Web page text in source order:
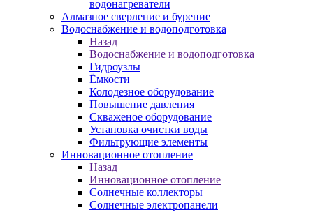
водонагреватели
Алмазное сверление и бурение
Водоснабжение и водоподготовка
Назад
Водоснабжение и водоподготовка
Гидроузлы
Ёмкости
Колодезное оборудование
Повышение давления
Скваженое оборудование
Установка очистки воды
Фильтрующие элементы
Инновационное отопление
Назад
Инновационное отопление
Солнечные коллекторы
Солнечные электропанели